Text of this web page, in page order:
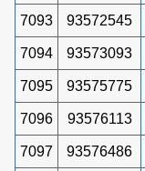
7093 93572545
7094 93573093
7095 93575775
7096 93576113
7097 93576486